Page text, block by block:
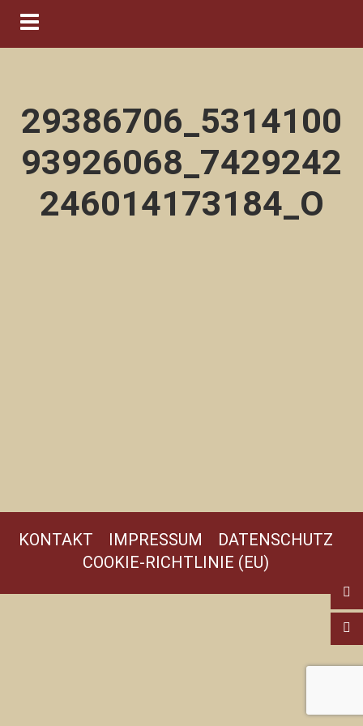
Navigation ein-/ausblenden
29386706_5314100
93926068_7429242
246014173184_O
KONTAKT IMPRESSUM
DATENSCHUTZ
COOKIE-RICHTLINIE (EU)